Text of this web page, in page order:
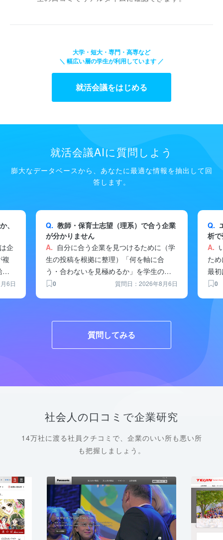
大学・短大・専門・高専など
＼ 幅広い層の学生が利用しています ／
就活会議をはじめる
就活会議AIに質問しよう
膨大なデータベースから、あなたに最適な情報を抽出して回
答します。
、
企
複
な
6日
Q. 教師・保育士志望（理系）で合う企業
が分かりません
A. 自分に合う企業を見つけるために（学
生の投稿を根拠に整理）「何を軸に合
う・合わないを見極めるか」を学生の投
稿から抽出...
0 質問日：2026年8月6日
Q.
析
な
A.
た
最
た0
質問してみる
社会人の口コミで企業研究
14万社に渡る社員クチコミで、企業のいい所も悪い所
も把握しましょう。